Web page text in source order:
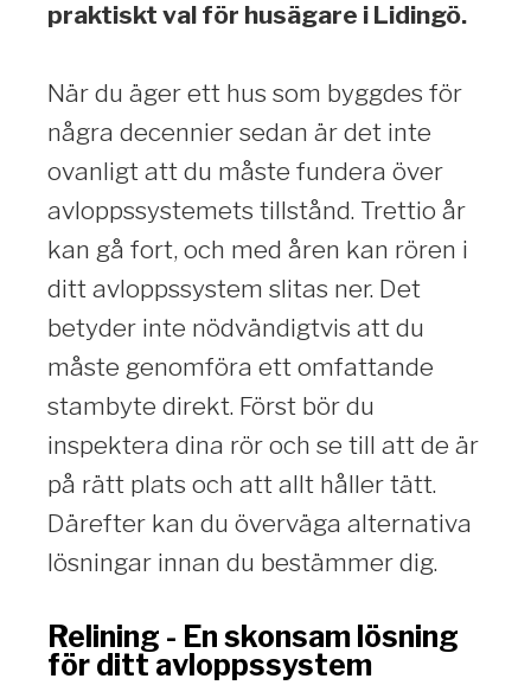
praktiskt val för husägare i Lidingö.
När du äger ett hus som byggdes för
några decennier sedan är det inte
ovanligt att du måste fundera över
avloppssystemets tillstånd. Trettio år
kan gå fort, och med åren kan rören i
ditt avloppssystem slitas ner. Det
betyder inte nödvändigtvis att du
måste genomföra ett omfattande
stambyte direkt. Först bör du
inspektera dina rör och se till att de är
på rätt plats och att allt håller tätt.
Därefter kan du överväga alternativa
lösningar innan du bestämmer dig.
Relining - En skonsam lösning
för ditt avloppssystem